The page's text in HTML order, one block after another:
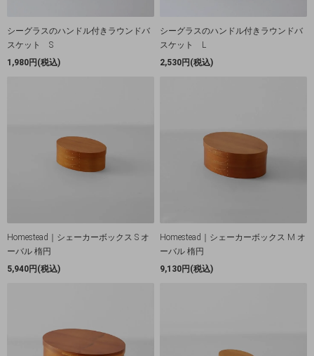
シーグラスのハンドル付きラウンドバ
スケット S
1,980円(税込)
シーグラスのハンドル付きラウンドバ
スケット L
2,530円(税込)
Homestead｜シェーカーボックス S オ
ーバル 楕円
5,940円(税込)
Homestead｜シェーカーボックス M オ
ーバル 楕円
9,130円(税込)